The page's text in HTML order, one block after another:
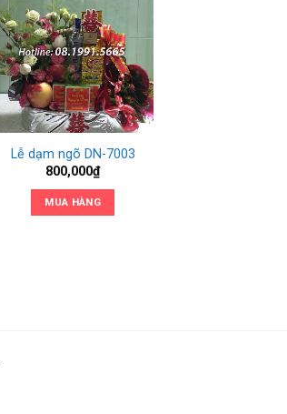
Lễ dạm ngõ DN-7003
800,000₫
MUA HÀNG